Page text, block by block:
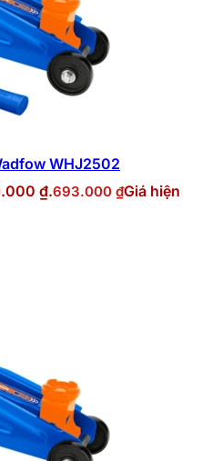
WHJ2502
₫.693.000 ₫Giá hiện